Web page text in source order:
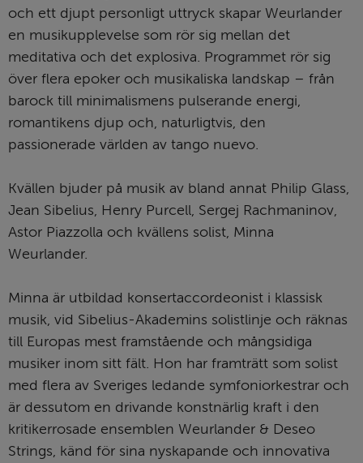
och ett djupt personligt uttryck skapar Weurlander
en musikupplevelse som rör sig mellan det
meditativa och det explosiva. Programmet rör sig
över flera epoker och musikaliska landskap – från
barock till minimalismens pulserande energi,
romantikens djup och, naturligtvis, den
passionerade världen av tango nuevo.
Kvällen bjuder på musik av bland annat Philip Glass,
Jean Sibelius, Henry Purcell, Sergej Rachmaninov,
Astor Piazzolla och kvällens solist, Minna
Weurlander.
Minna är utbildad konsertaccordeonist i klassisk
musik, vid Sibelius-Akademins solistlinje och räknas
till Europas mest framstående och mångsidiga
musiker inom sitt fält. Hon har framträtt som solist
med flera av Sveriges ledande symfoniorkestrar och
är dessutom en drivande konstnärlig kraft i den
kritikerrosade ensemblen Weurlander & Deseo
Strings, känd för sina nyskapande och innovativa